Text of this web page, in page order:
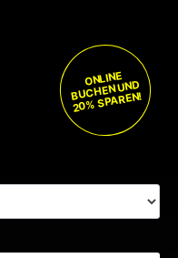
ONLINE
BUCHEN UND
20% SPAREN!